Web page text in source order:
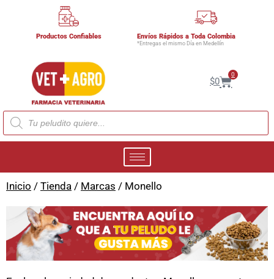
Productos Confiables Envíos Rápidos a Toda Colombia
*Entregas el mismo Día en Medellín
$0
0
Inicio / Tienda / Marcas / Monello